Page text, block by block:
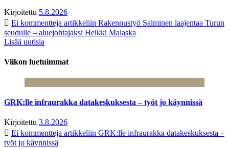
Kirjoitettu 5.8.2026
Ei kommentteja artikkeliin Rakennustyö Salminen laajentaa Turun
seudulle – aluejohtajaksi Heikki Malaska
Lisää uutisia
Viikon luetuimmat
GRK:lle infraurakka datakeskuksesta – työt jo käynnissä
Kirjoitettu 3.8.2026
Ei kommentteja artikkeliin GRK:lle infraurakka datakeskuksesta –
työt jo käynnissä